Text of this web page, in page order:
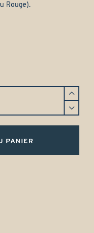
Rouge).
PANIER